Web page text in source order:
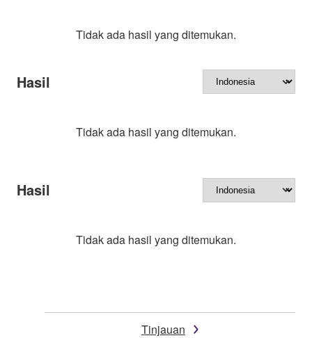
Tidak ada hasil yang ditemukan.
Hasil
Tidak ada hasil yang ditemukan.
Hasil
Tidak ada hasil yang ditemukan.
Tinjauan